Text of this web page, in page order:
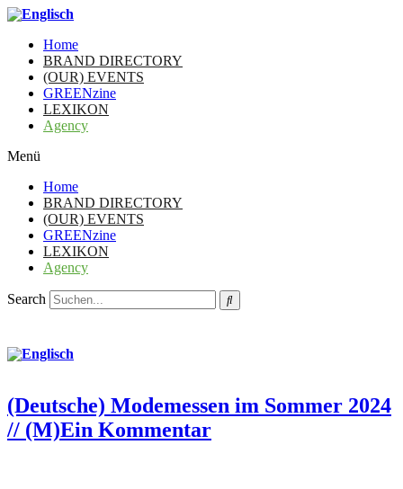
Home
BRAND DIRECTORY
(OUR) EVENTS
GREENzine
LEXIKON
Agency
Menü
Home
BRAND DIRECTORY
(OUR) EVENTS
GREENzine
LEXIKON
Agency
Search
(Deutsche) Modemessen im Sommer 2024
// (M)Ein Kommentar